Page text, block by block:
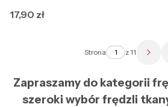
Cena
17,90 zł
Strona z 11
Zapraszamy do kategorii
szeroki wybór frędzli